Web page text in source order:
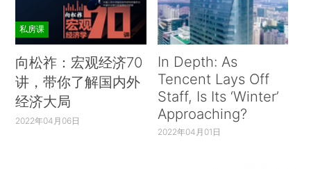
私房课
向松祚：宏观经济70
讲，带你了解国内外
经济大局
2022年04月06日
In Depth: As
Tencent Lays Off
Staff, Is Its ‘Winter’
Approaching?
2022年04月01日